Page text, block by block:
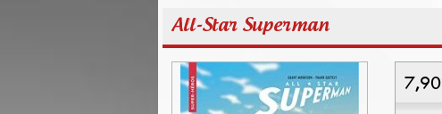
All-Star Superman
7,90